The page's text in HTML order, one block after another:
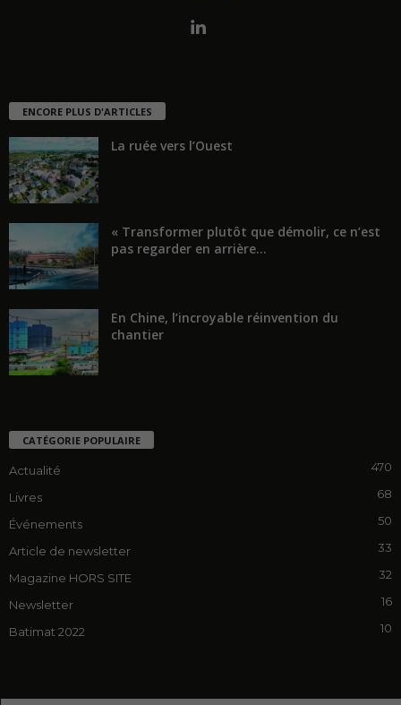
ENCORE PLUS D'ARTICLES
La ruée vers l’Ouest
« Transformer plutôt que démolir, ce n’est
pas regarder en arrière...
En Chine, l’incroyable réinvention du
chantier
CATÉGORIE POPULAIRE
Actualité 470
Livres 68
Événements 50
Article de newsletter 33
Magazine HORS SITE 32
Newsletter 16
Batimat 2022 10